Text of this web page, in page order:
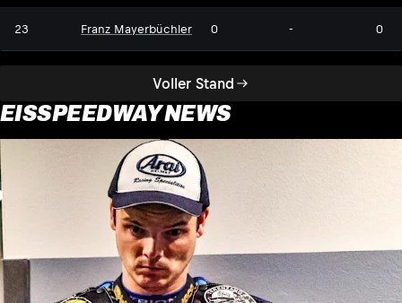
Voller Stand
23 Franz Mayerbüchler 0 - 0
EISSPEEDWAY NEWS